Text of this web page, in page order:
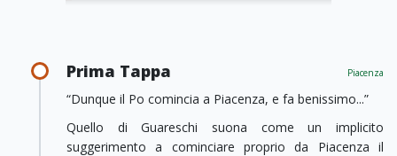
Prima Tappa Piacenza
“Dunque il Po comincia a Piacenza, e fa benissimo...”
Quello di Guareschi suona come un implicito
suggerimento a cominciare proprio da Piacenza il